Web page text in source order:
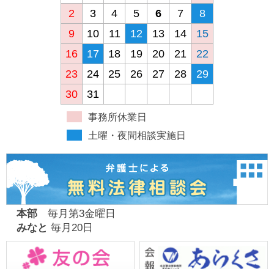
2
3 4 5 6 7
8
9
10 11 12 13 14
15
16
17 18 19 20 21
22
23
24 25 26 27 28
29
30
31
事務所休業日
土曜・夜間相談実施日
本部毎月第3金曜日
みなと 毎月20日